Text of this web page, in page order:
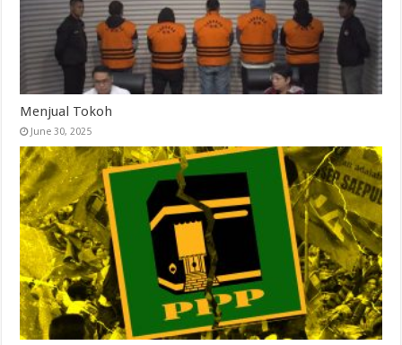
Menjual Tokoh
June 30, 2025